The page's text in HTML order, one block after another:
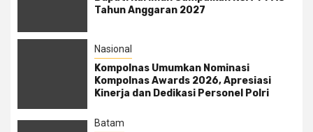
Tahun Anggaran 2027
Nasional
Kompolnas Umumkan Nominasi
Kompolnas Awards 2026, Apresiasi
Kinerja dan Dedikasi Personel Polri
Batam